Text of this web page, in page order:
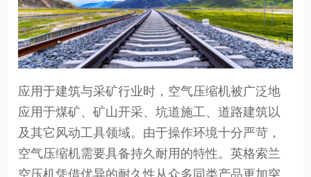
应用于建筑与采矿行业时，空气压缩机被广泛地
应用于煤矿、矿山开采、坑道施工、道路建筑以
及其它风动工具领域。由于操作环境十分严苛，
空气压缩机需要具备持久耐用的特性。英格索兰
空压机凭借优异的耐久性从众多同类产品更加突